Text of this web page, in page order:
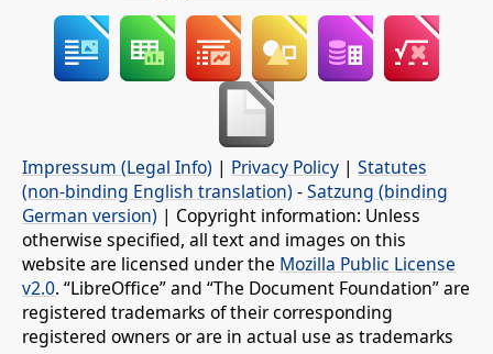
Impressum (Legal Info) | Privacy Policy | Statutes
(non-binding English translation) -Satzung (binding
German version) | Copyright information: Unless
otherwise specified, all text and images on this
website are licensed under the Mozilla Public License
v2.0. “LibreOffice” and “The Document Foundation” are
registered trademarks of their corresponding
registered owners or are in actual use as trademarks